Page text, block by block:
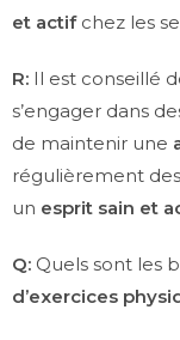
et actifchez les
R: Il est conseillé
s’engager dans
de maintenir une
régulièrement des
un esprit sain et
Q: Quels sont les
d’exercices